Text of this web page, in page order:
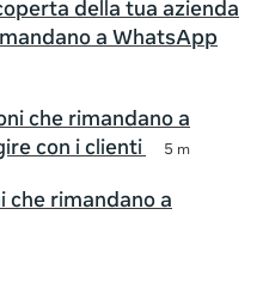
della tua azienda
a WhatsApp
che rimandano a
con i clienti
5 m
che rimandano a